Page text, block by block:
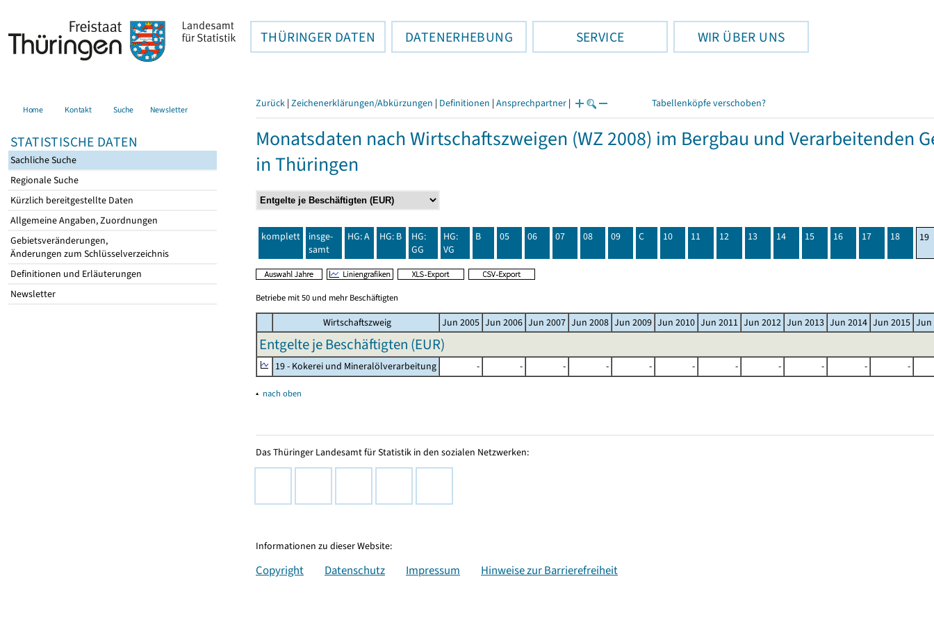
THÜRINGER DATEN DATENERHEBUNG SERVICE WIR ÜBER UNS
Home Kontakt Suche Newsletter
STATISTISCHE DATEN
Sachliche Suche
Regionale Suche
Kürzlich bereitgestellte Daten
Allgemeine Angaben, Zuordnungen
Gebietsveränderungen,
Änderungen zum Schlüsselverzeichnis
Definitionen und Erläuterungen
Newsletter
Zurück | Zeichenerklärungen/Abkürzungen | Definitionen | Ansprechpartner | Tabellenköpfe verschoben?
Monatsdaten nach Wirtschaftszweigen (WZ 2008) im Bergbau und Verarbeitenden
in Thüringen
komplett
insge-
samt
HG: A HG: B
HG:
GG
HG:
VG
B 05 06 07 08 09 C 10 11 12 13 14 15 16 17 18 19
Betriebe mit 50 und mehr Beschäftigten
Wirtschaftszweig Jun 2005 Jun 2006 Jun 2007 Jun 2008 Jun 2009 Jun 2010 Jun 2011 Jun 2012 Jun 2013 Jun 2014 Jun 2015 Jun
Entgelte je Beschäftigten (EUR)
19 - Kokerei und Mineralölverarbeitung - - - - - - - - - - -
▴ nach oben
Das Thüringer Landesamt für Statistik in den sozialen Netzwerken:
Informationen zu dieser Website:
Copyright Datenschutz Impressum Hinweise zur Barrierefreiheit